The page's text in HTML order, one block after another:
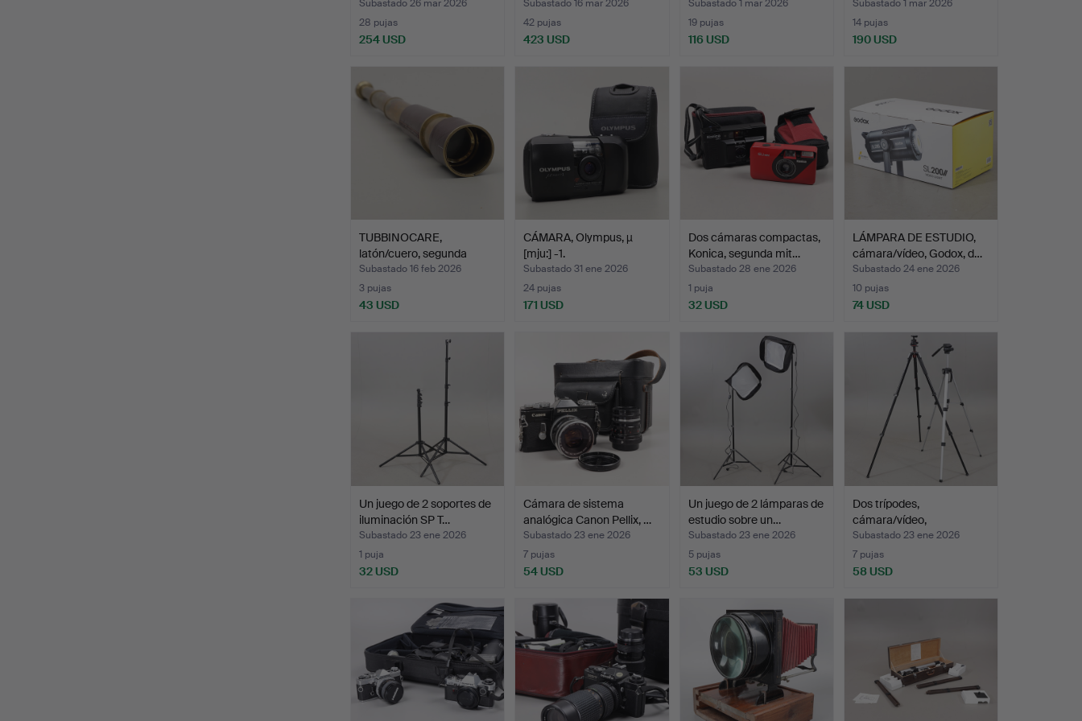
Subastado 26 mar 2026
28 pujas
254 USD
Subastado 16 mar 2026
42 pujas
423 USD
Subastado 1 mar 2026
19 pujas
116 USD
Subastado 1 mar 2026
14 pujas
190 USD
TUBBINOCARE,
latón/cuero, segunda
mitad de…
Subastado 16 feb 2026
3 pujas
43 USD
CÁMARA, Olympus, µ
[mju:] -1.
Subastado 31 ene 2026
24 pujas
171 USD
Dos cámaras compactas,
Konica, segunda mit…
Subastado 28 ene 2026
1 puja
32 USD
LÁMPARA DE ESTUDIO,
cámara/vídeo, Godox, d…
Subastado 24 ene 2026
10 pujas
74 USD
Un juego de 2 soportes de
iluminación SP T…
Subastado 23 ene 2026
1 puja
32 USD
Cámara de sistema
analógica Canon Pellix, …
Subastado 23 ene 2026
7 pujas
54 USD
Un juego de 2 lámparas de
estudio sobre un…
Subastado 23 ene 2026
5 pujas
53 USD
Dos trípodes,
cámara/vídeo,
König/Manfrott…
Subastado 23 ene 2026
7 pujas
58 USD